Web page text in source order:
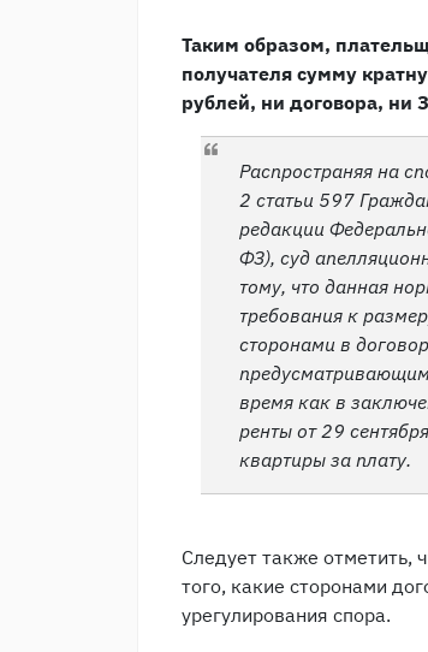
Таким образом,
получателя сумму
рублей, ни договора, ни
Распространяя на
2 статьи 597
редакции
ФЗ), суд
тому, что данная
требования к
сторонами в
время как в
ренты от 29
квартиры за плату.
Следует также отметить,
того, какие сторонами
урегулирования спора.